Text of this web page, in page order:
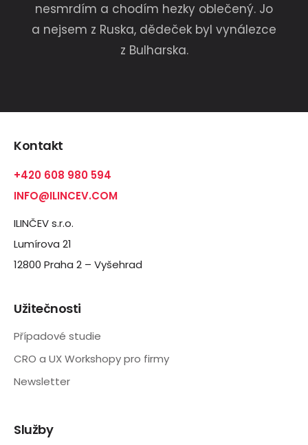
nesmrdím a chodím hezky oblečený. Jo
a nejsem z Ruska, dědeček byl vynálezce
z Bulharska.
Kontakt
+420 608 980 594
INFO@ILINCEV.COM
ILINČEV s.r.o.
Lumírova 21
12800 Praha 2 – Vyšehrad
Užitečnosti
Případové studie
CRO a UX Workshopy pro firmy
Newsletter
Služby